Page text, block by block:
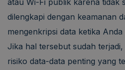
dilengkapi dengan keamanan
mengenkripsi data ketika
Jika hal tersebut sudah
risiko data-data penting yang